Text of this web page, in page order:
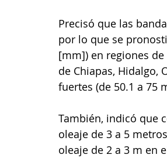
Precisó que las
por lo que se
[mm]) en regiones de
de Chiapas, Hidalgo,
fuertes (de 50.1 a 75
También, indicó que
oleaje de 3 a 5
oleaje de 2 a 3 m en